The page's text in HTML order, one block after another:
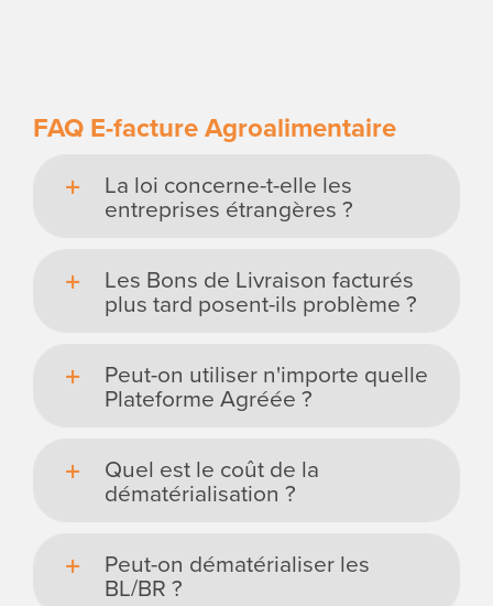
FAQ E-facture Agroalimentaire
La loi concerne-t-elle les
entreprises étrangères ?
Les Bons de Livraison facturés
plus tard posent-ils problème ?
Peut-on utiliser n'importe quelle
Plateforme Agréée ?
Quel est le coût de la
dématérialisation ?
Peut-on dématérialiser les
BL/BR ?